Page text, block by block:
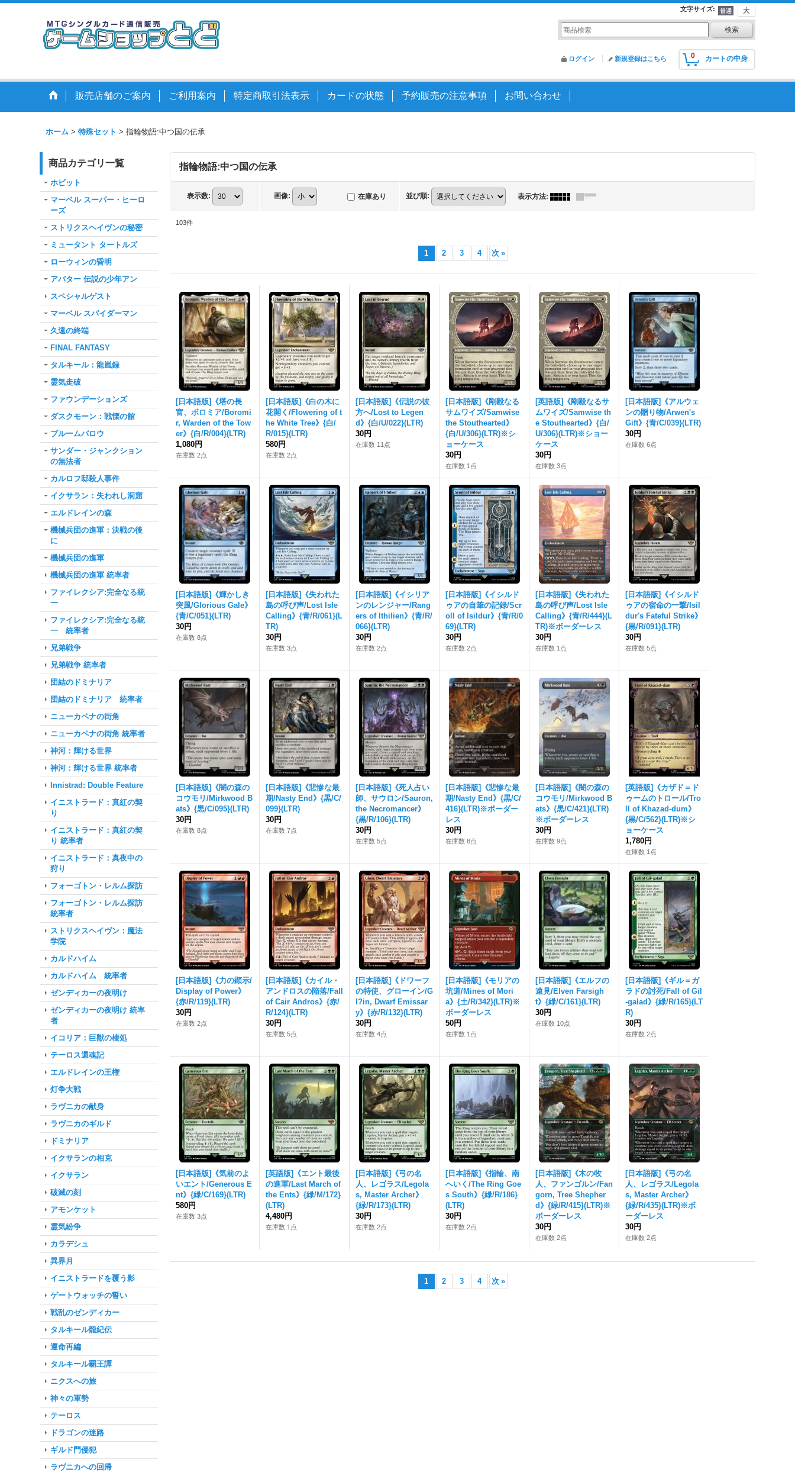
文字サイズ:
0 カートの中身
ログイン 新規登録はこちら
販売店舗のご案内 ご利用案内 特定商取引法表示 カードの状態 予約販売の注意事項 お問い合わせ
ホーム > 特殊セット > 指輪物語:中つ国の伝承
商品カテゴリ一覧
ホビット
マーベル スーパー・ヒーロ
ーズ
ストリクスヘイヴンの秘密
ミュータント タートルズ
ローウィンの昏明
アバター 伝説の少年アン
スペシャルゲスト
マーベル スパイダーマン
久遠の終端
FINAL FANTASY
タルキール：龍嵐録
霊気走破
ファウンデーションズ
ダスクモーン：戦慄の館
ブルームバロウ
サンダー・ジャンクション
の無法者
カルロフ邸殺人事件
イクサラン：失われし洞窟
エルドレインの森
機械兵団の進軍：決戦の後
に
機械兵団の進軍
機械兵団の進軍 統率者
ファイレクシア:完全なる統
一
ファイレクシア:完全なる統
一 統率者
兄弟戦争
兄弟戦争 統率者
団結のドミナリア
団結のドミナリア 統率者
ニューカペナの街角
ニューカペナの街角 統率者
神河：輝ける世界
神河：輝ける世界 統率者
Innistrad: Double Feature
イニストラード：真紅の契
り
イニストラード：真紅の契
り 統率者
イニストラード：真夜中の
狩り
フォーゴトン・レルム探訪
フォーゴトン・レルム探訪
統率者
ストリクスヘイヴン：魔法
学院
カルドハイム
カルドハイム 統率者
ゼンディカーの夜明け
ゼンディカーの夜明け 統率
者
イコリア：巨獣の棲処
テーロス還魂記
エルドレインの王権
灯争大戦
ラヴニカの献身
ラヴニカのギルド
ドミナリア
イクサランの相克
イクサラン
破滅の刻
アモンケット
霊気紛争
カラデシュ
異界月
イニストラードを覆う影
ゲートウォッチの誓い
戦乱のゼンディカー
タルキール龍紀伝
運命再編
タルキール覇王譚
ニクスへの旅
神々の軍勢
テーロス
ドラゴンの迷路
ギルド門侵犯
ラヴニカへの回帰
指輪物語:中つ国の伝承
表示数: 画像: 在庫あり 並び順: 表示方法:
103件
1 2 3 4 次 »
[日本語版]《塔の長
官、ボロミア/Boromi
r, Warden of the Tow
er》{白/R/004}(LTR)
1,080円
在庫数 2点
[日本語版]《白の木に
花開く/Flowering of t
he White Tree》{白/
R/015}(LTR)
580円
在庫数 2点
[日本語版]《伝説の彼
方へ/Lost to Legen
d》{白/U/022}(LTR)
30円
在庫数 11点
[日本語版]《剛毅なる
サムワイズ/Samwise
the Stouthearted》
{白/U/306}(LTR)※シ
ョーケース
30円
在庫数 1点
[英語版]《剛毅なるサ
ムワイズ/Samwise th
e Stouthearted》{白/
U/306}(LTR)※ショー
ケース
30円
在庫数 3点
[日本語版]《アルウェ
ンの贈り物/Arwen's
Gift》{青/C/039}(LTR)
30円
在庫数 6点
[日本語版]《輝かしき
突風/Glorious Gale》
{青/C/051}(LTR)
30円
在庫数 8点
[日本語版]《失われた
島の呼び声/Lost Isle
Calling》{青/R/061}(L
TR)
30円
在庫数 3点
[日本語版]《イシリア
ンのレンジャー/Rang
ers of Ithilien》{青/R/
066}(LTR)
30円
在庫数 2点
[日本語版]《イシルド
ゥアの自筆の記録/Scr
oll of Isildur》{青/R/0
69}(LTR)
30円
在庫数 2点
[日本語版]《失われた
島の呼び声/Lost Isle
Calling》{青/R/444}(L
TR)※ボーダーレス
30円
在庫数 1点
[日本語版]《イシルド
ゥアの宿命の一撃/Isil
dur's Fateful Strike》
{黒/R/091}(LTR)
30円
在庫数 5点
[日本語版]《闇の森の
コウモリ/Mirkwood B
ats》{黒/C/095}(LTR)
30円
在庫数 8点
[日本語版]《悲惨な最
期/Nasty End》{黒/C/
099}(LTR)
30円
在庫数 7点
[日本語版]《死人占い
師、サウロン/Sauron,
the Necromancer》
{黒/R/106}(LTR)
30円
在庫数 5点
[日本語版]《悲惨な最
期/Nasty End》{黒/C/
416}(LTR)※ボーダー
レス
30円
在庫数 8点
[日本語版]《闇の森の
コウモリ/Mirkwood B
ats》{黒/C/421}(LTR)
※ボーダーレス
30円
在庫数 9点
[英語版]《カザド＝ド
ゥームのトロール/Tro
ll of Khazad-dum》
{黒/C/562}(LTR)※シ
ョーケース
1,780円
在庫数 1点
[日本語版]《力の顕示/
Display of Power》
{赤/R/119}(LTR)
30円
在庫数 2点
[日本語版]《カイル・
アンドロスの陥落/Fall
of Cair Andros》{赤/
R/124}(LTR)
30円
在庫数 5点
[日本語版]《ドワーフ
の特使、グローイン/G
l?in, Dwarf Emissar
y》{赤/R/132}(LTR)
30円
在庫数 4点
[日本語版]《モリアの
坑道/Mines of Mori
a》{土/R/342}(LTR)※
ボーダーレス
50円
在庫数 1点
[日本語版]《エルフの
遠見/Elven Farsigh
t》{緑/C/161}(LTR)
30円
在庫数 10点
[日本語版]《ギル＝ガ
ラドの討死/Fall of Gil
-galad》{緑/R/165}(LT
R)
30円
在庫数 2点
[日本語版]《気前のよ
いエント/Generous E
nt》{緑/C/169}(LTR)
580円
在庫数 3点
[英語版]《エント最後
の進軍/Last March of
the Ents》{緑/M/172}
(LTR)
4,480円
在庫数 1点
[日本語版]《弓の名
人、レゴラス/Legola
s, Master Archer》
{緑/R/173}(LTR)
30円
在庫数 2点
[日本語版]《指輪、南
へいく/The Ring Goe
s South》{緑/R/186}
(LTR)
30円
在庫数 2点
[日本語版]《木の牧
人、ファンゴルン/Fan
gorn, Tree Shepher
d》{緑/R/415}(LTR)※
ボーダーレス
30円
在庫数 2点
[日本語版]《弓の名
人、レゴラス/Legola
s, Master Archer》
{緑/R/435}(LTR)※ボ
ーダーレス
30円
在庫数 2点
1 2 3 4 次 »